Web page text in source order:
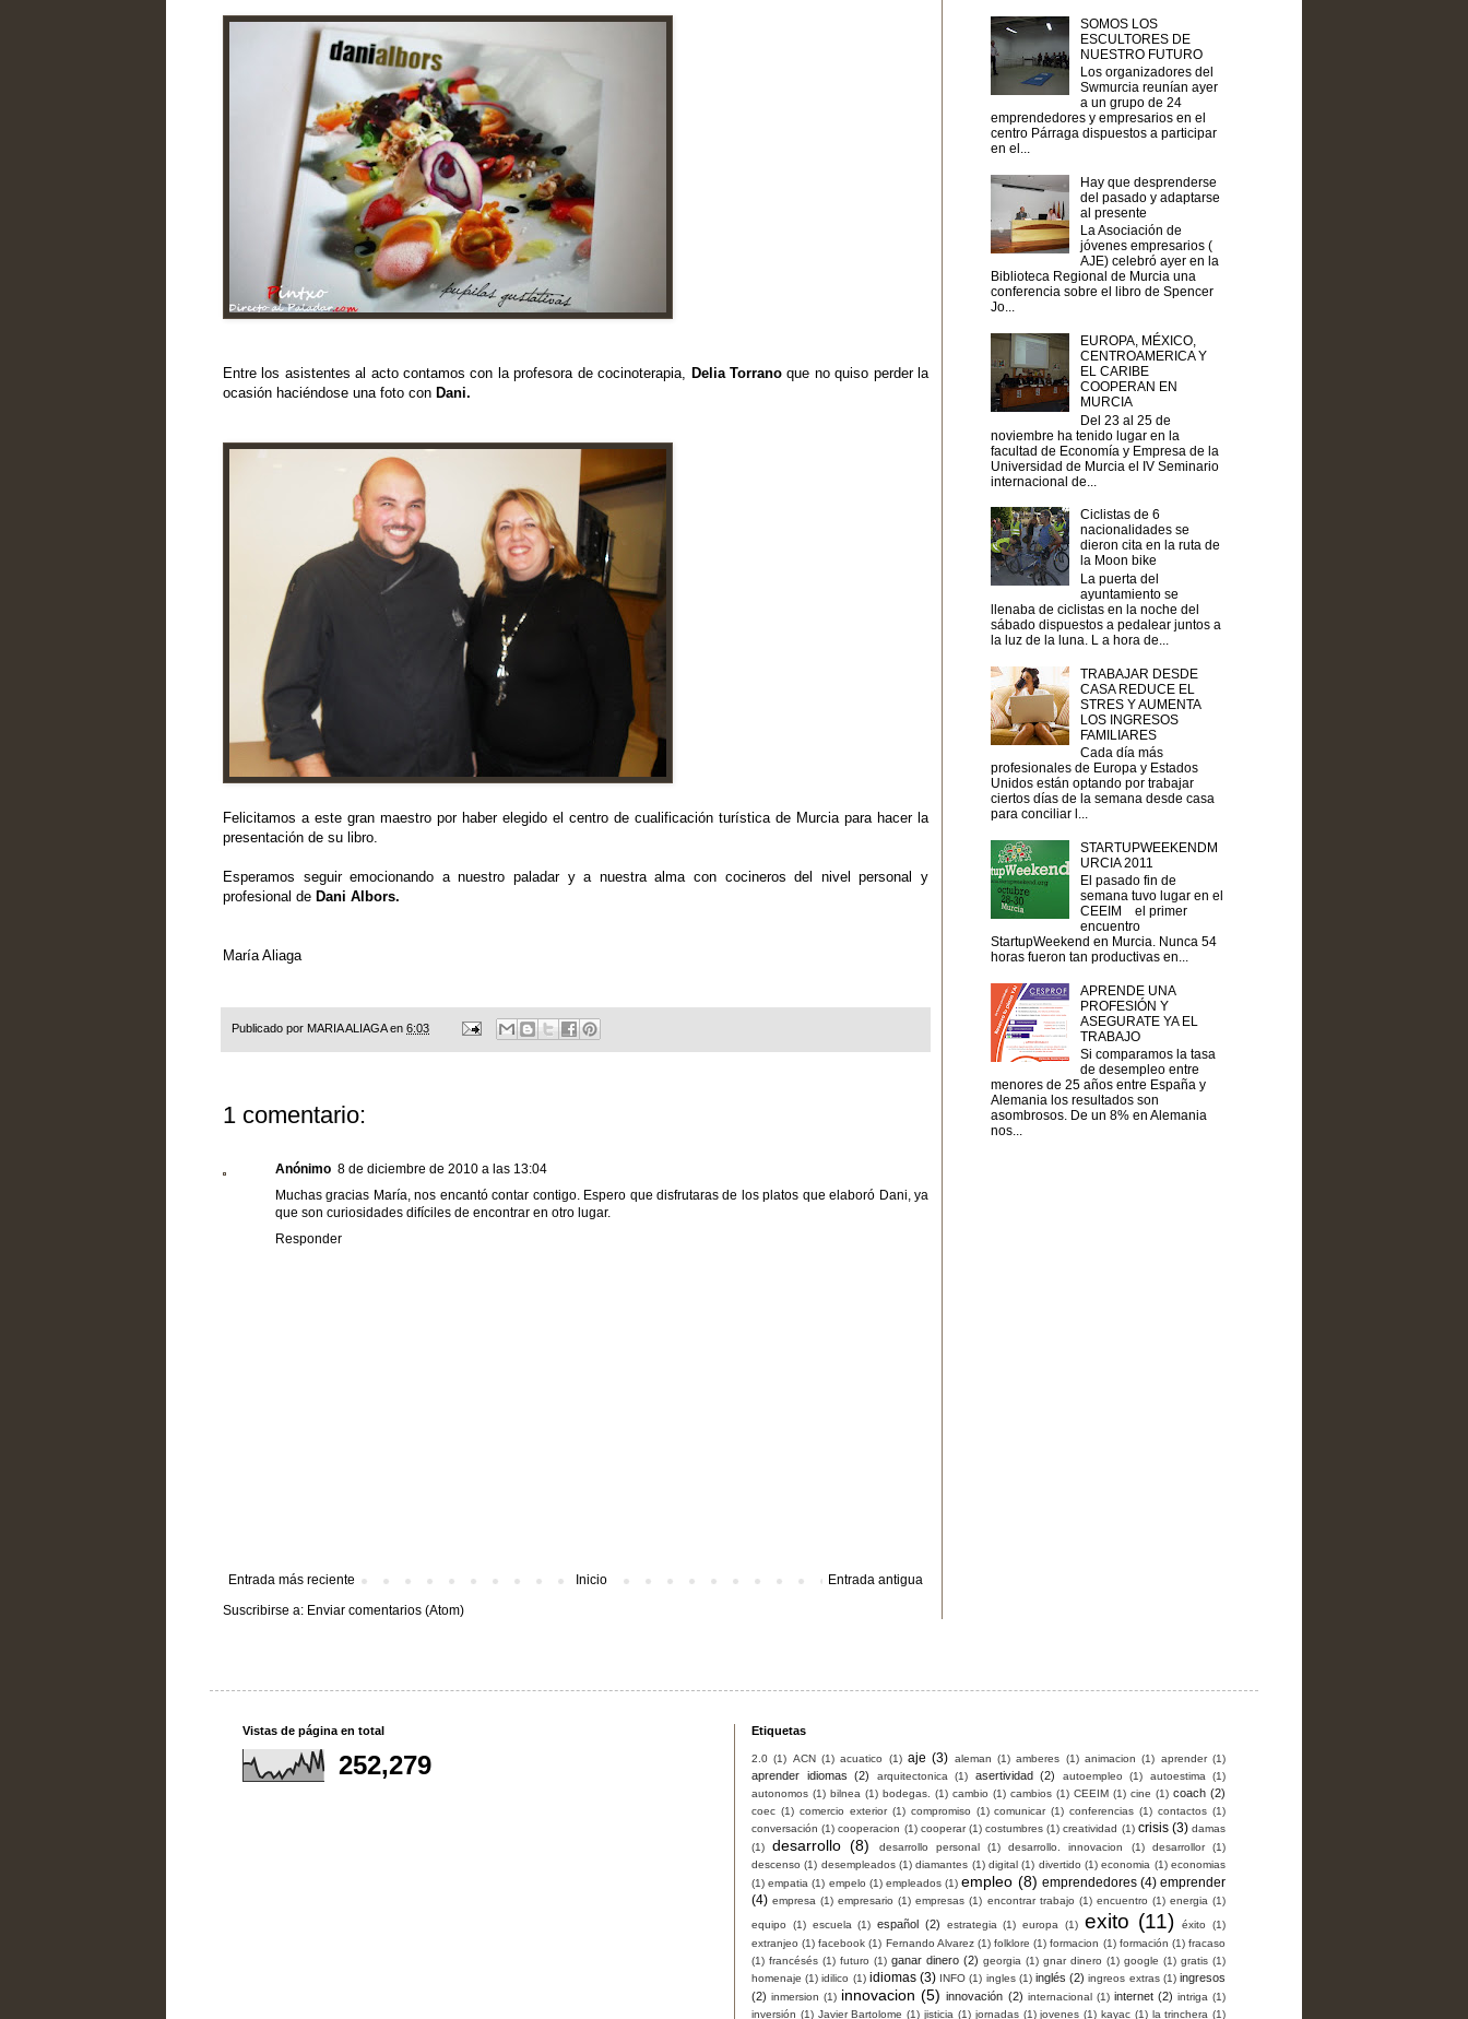
Entre los asistentes al acto contamos con la profesora decocinoterapia Delia Torranoque no quiso perder la
ocasión haciéndose una foto con Dani.
Felicitamos a este gran maestro por haber elegido el centro de cualificación turística de Murcia para hacer la
presentación de su libro.
Esperamos seguir emocionando a nuestro paladar y a nuestra alma con cocineros del nivel personal y
profesional de Dani Albors.
María Aliaga
Publicado por MARIA ALIAGA en 6:03
1 comentario:
Anónimo 8 de diciembre de 2010 a las 13:04
Muchas gracias María, nos encantó contar contigo. Espero que disfrutaras de los platos que elaboró Dani, ya
que son curiosidades difíciles de encontrar en otro lugar.
Responder
Entrada más reciente Entrada antigua
Inicio
Suscribirse a: Enviar comentarios (Atom)
SOMOS LOS
ESCULTORES DE
NUESTRO FUTURO
Los organizadores del
Swmurcia reunían ayer
a un grupo de 24
emprendedores y empresarios en el
centro Párraga dispuestos a participar
en el...
Hay que desprenderse
del pasado y adaptarse
al presente
La Asociación de
jóvenes empresarios (
AJE) celebró ayer en la
Biblioteca Regional de Murcia una
conferencia sobre el libro de Spencer
Jo...
EUROPA, MÉXICO,
CENTROAMERICA Y
EL CARIBE
COOPERAN EN
MURCIA
Del 23 al 25 de
noviembre ha tenido lugar en la
facultad de Economía y Empresa de la
Universidad de Murcia el IV Seminario
internacional de...
Ciclistas de 6
nacionalidades se
dieron cita en la ruta de
la Moon bike
La puerta del
ayuntamiento se
llenaba de ciclistas en la noche del
sábado dispuestos a pedalear juntos a
la luz de la luna. L a hora de...
TRABAJAR DESDE
CASA REDUCE EL
STRES Y AUMENTA
LOS INGRESOS
FAMILIARES
Cada día más
profesionales de Europa y Estados
Unidos están optando por trabajar
ciertos días de la semana desde casa
para conciliar l...
STARTUPWEEKENDM
URCIA 2011
El pasado fin de
semana tuvo lugar en el
CEEIM el primer
encuentro
StartupWeekend en Murcia. Nunca 54
horas fueron tan productivas en...
APRENDE UNA
PROFESIÓN Y
ASEGURATE YA EL
TRABAJO
Si comparamos la tasa
de desempleo entre
menores de 25 años entre España y
Alemania los resultados son
asombrosos. De un 8% en Alemania
nos...
Vistas de página en total
252,279
Etiquetas
2.0 (1) ACN (1) acuatico (1) aje (3) aleman (1) amberes (1) animacion (1) aprender (1)
aprender idiomas (2) arquitectonica (1) asertividad (2) autoempleo (1) autoestima
(1)
autonomos (1) bilnea (1) bodegas. (1) cambio (1) cambios (1) CEEIM (1) cine (1) coach (2)
coec (1) comercio exterior (1) compromiso (1) comunicar (1) conferencias (1) contactos (1)
conversación (1) cooperacion (1) cooperar (1) costumbres (1) creatividad (1) crisis (3) damas
(1)
desarrollo (8) desarrollo personal (1) desarrollo. innovacion (1) desarrollor
(1)
descenso (1) desempleados (1) diamantes (1) digital (1) divertido (1) economia (1) economias
(1) empatia (1) empelo (1) empleados (1) empleo (8) emprendedores (4) emprender
(4) empresa (1) empresario (1) empresas (1) encontrar trabajo (1) encuentro (1) energia (1)
equipo
(1) escuela (1) español (2) estrategia (1) europa (1) exito (11) éxito
(1)
extranjeo (1) facebook (1) Fernando Alvarez (1) folklore (1) formacion (1) formación (1) fracaso
(1) francésés (1) futuro (1) ganar dinero (2) georgia (1) gnar dinero (1) google (1) gratis (1)
homenaje (1) idilico (1) idiomas (3) INFO (1) ingles (1) inglés (2) ingreos extras (1) ingresos
(2) inmersion (1) innovacion (5) innovación (2) internacional (1) internet (2) intriga (1)
inversión (1) Javier Bartolome (1) jisticia (1) jornadas (1) jovenes (1) kayac (1) la trinchera (1)